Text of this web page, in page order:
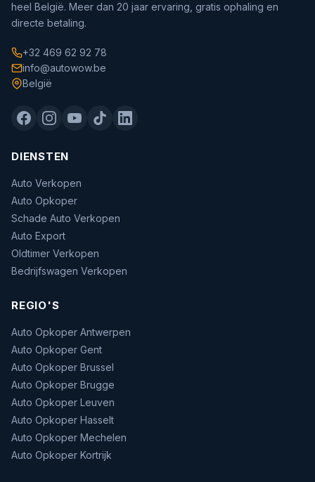
heel België. Meer dan 20 jaar ervaring, gratis ophaling en
directe betaling.
+32 469 62 92 78
info@autowow.be
België
DIENSTEN
Auto Verkopen
Auto Opkoper
Schade Auto Verkopen
Auto Export
Oldtimer Verkopen
Bedrijfswagen Verkopen
REGIO'S
Auto Opkoper Antwerpen
Auto Opkoper Gent
Auto Opkoper Brussel
Auto Opkoper Brugge
Auto Opkoper Leuven
Auto Opkoper Hasselt
Auto Opkoper Mechelen
Auto Opkoper Kortrijk